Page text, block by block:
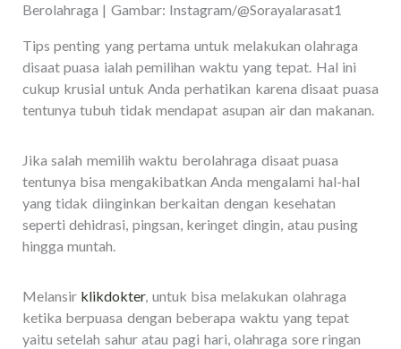
Berolahraga | Gambar: Instagram/@Sorayalarasat1
Tips penting yang pertama untuk melakukan olahraga
disaat puasa ialah pemilihan waktu yang tepat. Hal ini
cukup krusial untuk Anda perhatikan karena disaat puasa
tentunya tubuh tidak mendapat asupan air dan makanan.
Jika salah memilih waktu berolahraga disaat puasa
tentunya bisa mengakibatkan Anda mengalami hal-hal
yang tidak diinginkan berkaitan dengan kesehatan
seperti dehidrasi, pingsan, keringet dingin, atau pusing
hingga muntah.
Melansir klikdokter, untuk bisa melakukan olahraga
ketika berpuasa dengan beberapa waktu yang tepat
yaitu setelah sahur atau pagi hari, olahraga sore ringan